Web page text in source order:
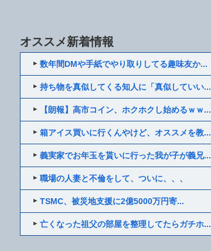
オススメ新着情報
数年間DMや手紙でやり取りしてる趣味友か...
持ち物を真似してくる知人に「真似していい...
【朗報】高市コイン、ホクホクし始めるｗｗ...
箱アイス買いに行くんやけど、オススメを教...
義実家でお年玉を貰いに行った我が子が義兄...
職場の人妻と不倫をして、ついに、、、
TSMC、被災地支援に2億5000万円寄...
亡くなった祖父の部屋を整理してたらガチホ...